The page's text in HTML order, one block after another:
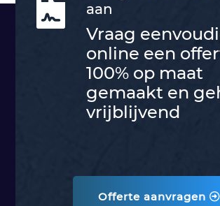

aan
Vraag
online een
100% op maat
gemaakt en
vrijblijvend
Offerte aanvragen